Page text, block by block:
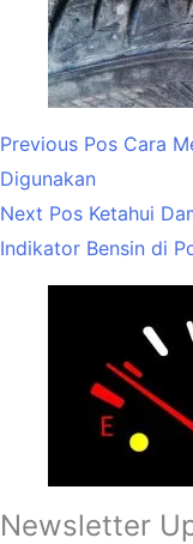
Previous Pos Cara
Digunakan
Next Pos Ketahui
Indikator Bensin di
Newsletter